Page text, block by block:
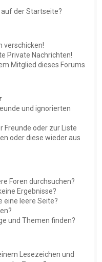
auf der Startseite?
verschicken!
Private Nachrichten!
Mitglied dieses Forums
und ignorierten
Freunde oder zur Liste
oder diese wieder aus
Foren durchsuchen?
Ergebnisse?
eine leere Seite?
und Themen finden?
Lesezeichen und